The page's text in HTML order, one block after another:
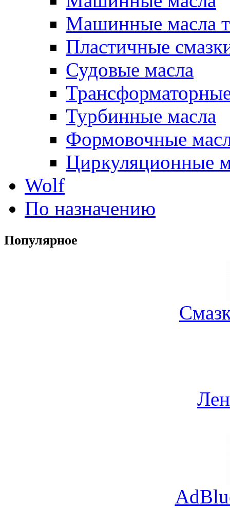
Машинные масла
Пластичные
Судовые масла
Турбинные масла
Формовочные
Циркуляционные
Wolf
По назначению
Популярное